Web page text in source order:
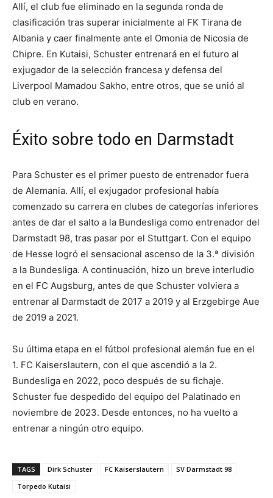
Allí, el club fue eliminado en la segunda ronda de
clasificación tras superar inicialmente al FK Tirana de
Albania y caer finalmente ante el Omonia de Nicosia de
Chipre. En Kutaisi, Schuster entrenará en el futuro al
exjugador de la selección francesa y defensa del
Liverpool Mamadou Sakho, entre otros, que se unió al
club en verano.
Éxito sobre todo en Darmstadt
Para Schuster es el primer puesto de entrenador fuera
de Alemania. Allí, el exjugador profesional había
comenzado su carrera en clubes de categorías inferiores
antes de dar el salto a la Bundesliga como entrenador del
Darmstadt 98, tras pasar por el Stuttgart. Con el equipo
de Hesse logró el sensacional ascenso de la 3.ª división
a la Bundesliga. A continuación, hizo un breve interludio
en el FC Augsburg, antes de que Schuster volviera a
entrenar al Darmstadt de 2017 a 2019 y al Erzgebirge Aue
de 2019 a 2021.
Su última etapa en el fútbol profesional alemán fue en el
1. FC Kaiserslautern, con el que ascendió a la 2.
Bundesliga en 2022, poco después de su fichaje.
Schuster fue despedido del equipo del Palatinado en
noviembre de 2023. Desde entonces, no ha vuelto a
entrenar a ningún otro equipo.
TAGS Dirk Schuster FC Kaiserslautern
SV Darmstadt 98
Torpedo Kutaisi